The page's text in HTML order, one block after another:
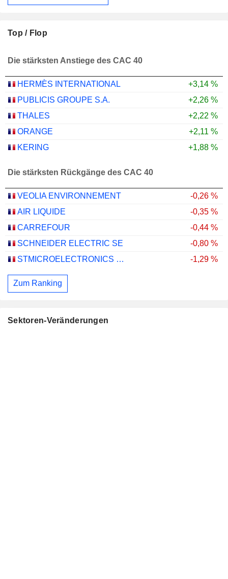
Top / Flop
Die stärksten Anstiege des CAC 40
HERMÈS INTERNATIONAL
+3,14 %
PUBLICIS GROUPE S.A.
+2,26 %
THALES
+2,22 %
ORANGE
+2,11 %
KERING
+1,88 %
Die stärksten Rückgänge des CAC 40
VEOLIA ENVIRONNEMENT
-0,26 %
AIR LIQUIDE
-0,35 %
CARREFOUR
-0,44 %
SCHNEIDER ELECTRIC SE
-0,80 %
STMICROELECTRONICS N.V.
-1,29 %
Zum Ranking
Sektoren-Veränderungen